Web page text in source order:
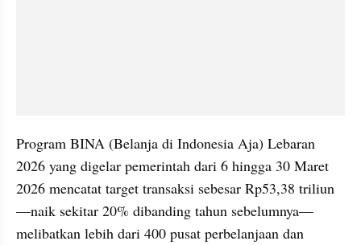
Program BINA (Belanja di Indonesia Aja) Lebaran
2026 yang digelar pemerintah dari 6 hingga 30 Maret
2026 mencatat target transaksi sebesar Rp53,38 triliun
—naik sekitar 20% dibanding tahun sebelumnya—
melibatkan lebih dari 400 pusat perbelanjaan dan